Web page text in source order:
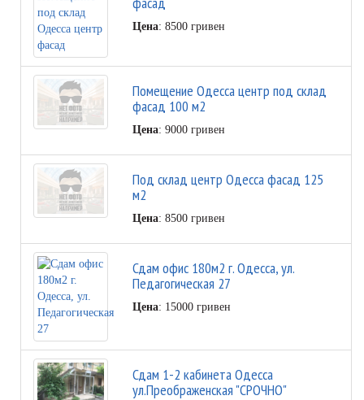
Цена: 8500 гривен
Помещение Одесса центр под склад
фасад 100 м2
Цена: 9000 гривен
Под склад центр Одесса фасад 125
м2
Цена: 8500 гривен
Сдам офис 180м2 г. Одесса, ул.
Педагогическая 27
Цена: 15000 гривен
Сдам 1-2 кабинета Одесса
ул.Преображенская "СРОЧНО"